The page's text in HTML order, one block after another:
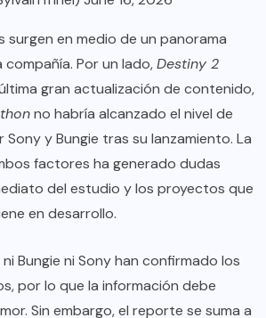
surgen en medio de un panorama
Por un lado,Destiny 2
gran actualización de contenido,
no habría alcanzado el nivel de
y Bungie tras su lanzamiento. La
factores ha generado dudas
del estudio y los proyectos que
en desarrollo.
Bungie ni Sony han confirmado los
por lo que la información debe
Sin embargo, el reporte se suma a